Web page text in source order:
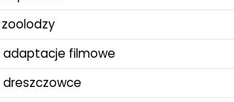
adaptacje filmowe